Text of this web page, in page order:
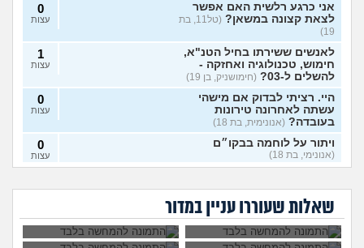
אני כרגע רלשית האם אפשר
לצאת קצונה במשאן?
(טל11, בת
19)
0
עצות
לאנשים ששירתו בחיל הטנ"א,
חימוש, טכנולוגיה ואחזקה -
להשלים ל-03?
(חימושניק, בן 19)
1
עצות
היי. רציתי לבדוק אם מישהי
עשתה לאחרונה טירונות
בעובדה? (אנונימית, בת 18)
0
עצות
ויתור על לוחמה בבקו״ם
(אנונימי, בת 18)
0
עצות
לצאת מהצבא על נפשי (יוני, בן
19)
5
שאלות שעוררו עניין במדור
אני רוצה להתגייס
ימנעו לצאת איתי?
השתחררתי מהצבא
ומתחרטת, אפשר
לחזור לשרת?
לא מעוניינת לקבל את
החיסונים בבקום, אני
יכולה לוותר?
איך להתמודד עם
צבא?